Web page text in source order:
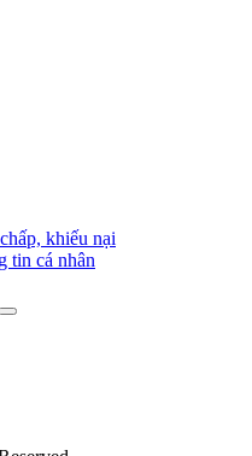
khiếu nại
tin cá nhân